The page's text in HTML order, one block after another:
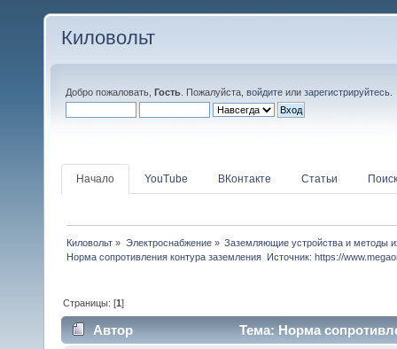
Киловольт
Добро пожаловать, Гость . Пожалуйста, войдите или зарегистрируйтесь
Начало YouTube ВКонтакте Статьи Поиск
Киловольт » Электроснабжение» Заземляющие устройства и методы
Норма сопротивления контура заземления  Источник: https://
Страницы: [1]
Автор
Тема: Норма